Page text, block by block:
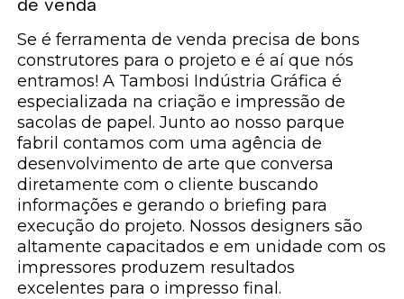
de venda
Se é ferramenta de venda precisa de bons
construtores para o projeto e é aí que nós
entramos! A Tambosi Indústria Gráfica é
especializada na criação e impressão de
sacolas de papel. Junto ao nosso parque
fabril contamos com uma agência de
desenvolvimento de arte que conversa
diretamente com o cliente buscando
informações e gerando o briefing para
execução do projeto. Nossos designers são
altamente capacitados e em unidade com os
impressores produzem resultados
excelentes para o impresso final.